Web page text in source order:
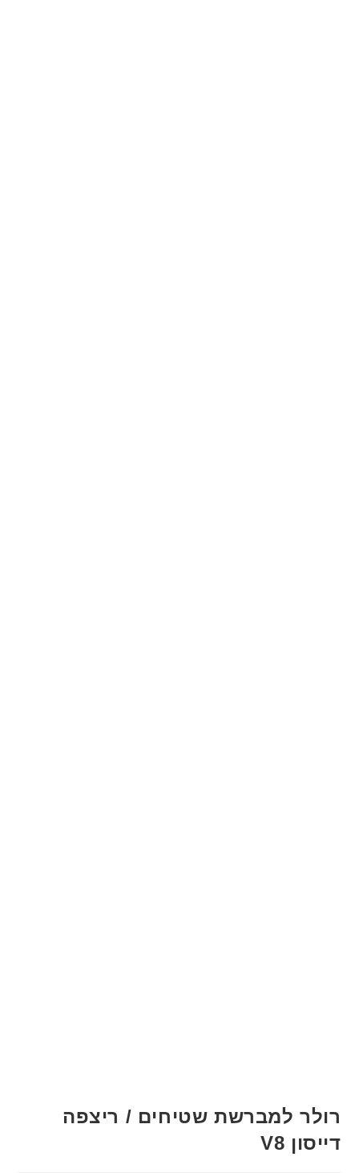
רולר למברשת שטיחים / ריצפה
דייסון V8